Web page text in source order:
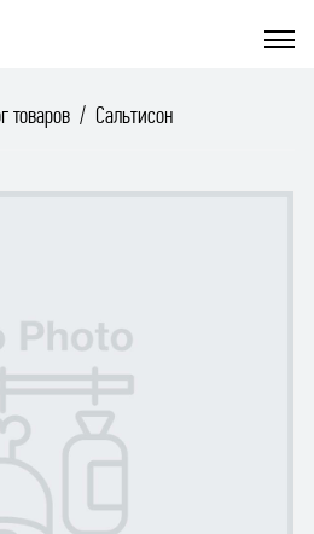
товаров Сальтисон